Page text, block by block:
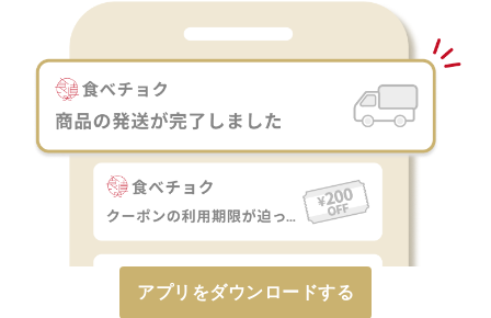
アプリをダウンロードする